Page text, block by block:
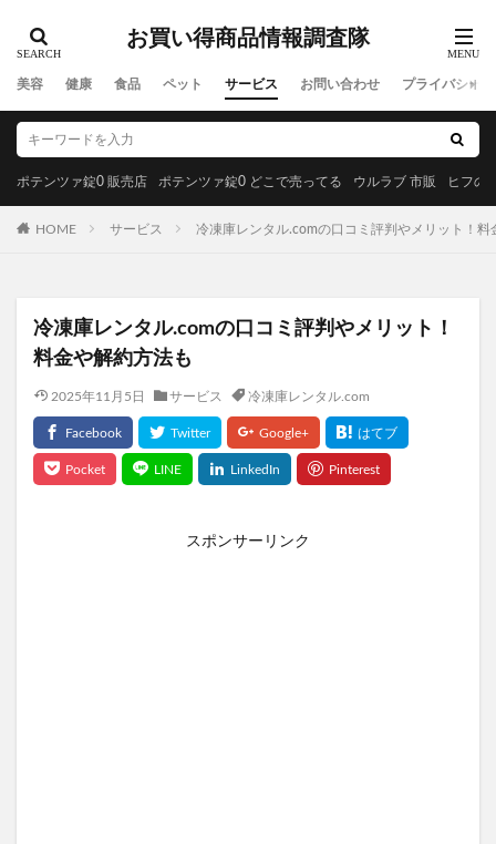
お買い得商品情報調査隊
美容 健康 食品 ペット サービス お問い合わせ プライバシー
ポテンツァ錠0 販売店 ポテンツァ錠0 どこで売ってる ウルラブ 市販 ヒフの
HOME サービス 冷凍庫レンタル.comの口コミ評判やメリット！料
冷凍庫レンタル.comの口コミ評判やメリット！
料金や解約方法も
2025年11月5日 サービス 冷凍庫レンタル.com
スポンサーリンク